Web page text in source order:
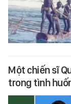
Một chiến sĩ
trong tình